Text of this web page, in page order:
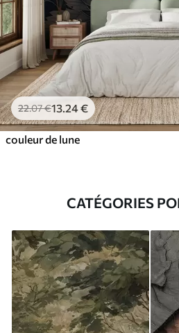
22.07€13.24€
couleur de lune
CATÉGORIES